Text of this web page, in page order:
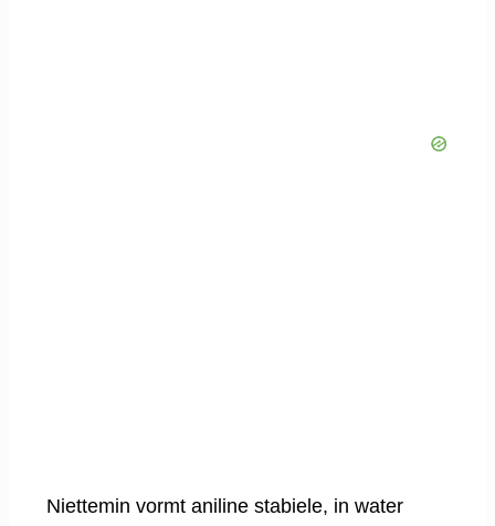
Niettemin vormt aniline stabiele, in water